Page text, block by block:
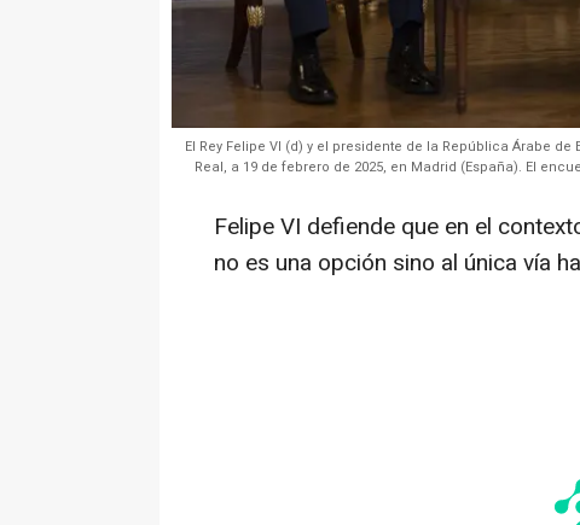
El Rey Felipe VI (d) y el presidente de la República Árabe
Real, a 19 de febrero de 2025, en Madrid (España). El
Felipe VI defiende que en el
no es una opción sino al única vía